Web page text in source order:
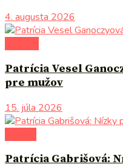
4. augusta 2026
Patrícia Vesel
pre mužov
15. júla 2026
Patrícia Gabrišová: